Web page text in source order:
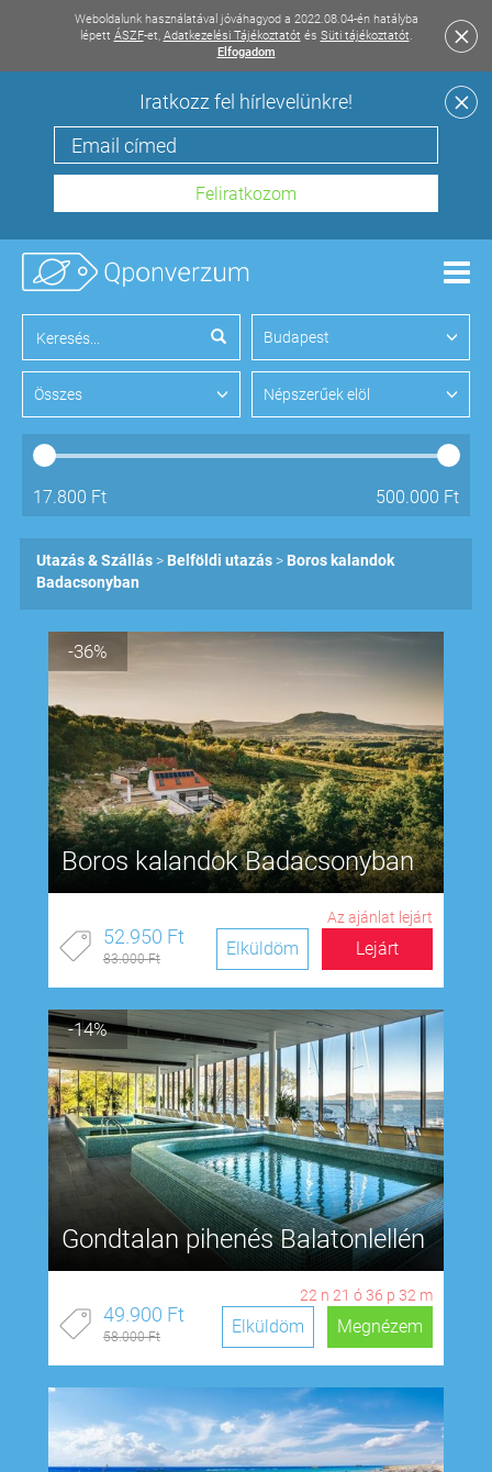
Weboldalunk használatával jóváhagyod a 2022.08.04-én hatályba
lépett ÁSZF-et, Adatkezelési Tájékoztatót és Süti tájékoztatót.
Elfogadom
Iratkozz fel hírlevelünkre!
Budapest
Összes Népszerűek elöl
17.800 Ft 500.000 Ft
Utazás & Szállás Belföldi utazás
Boros kalandok
Badacsonyban
-36%
Boros kalandok Badacsonyban
Az ajánlat lejárt
52.950 Ft
83.000 Ft Lejárt
Elküldöm
-14%
Gondtalan pihenés Balatonlellén
22 n 21 ó36 p 31 m
49.900 Ft
58.000 Ft Megnézem
Elküldöm